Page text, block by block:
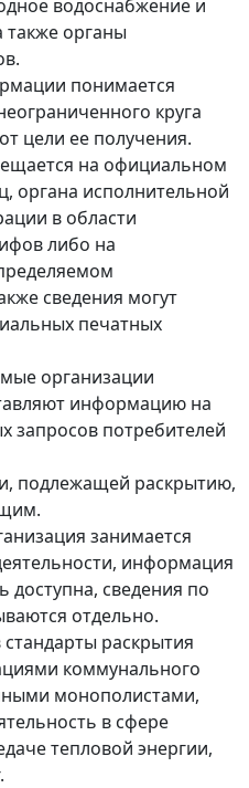
водоснабжение и
также органы
понимается
круга
цели ее получения.
на официальном
органа исполнительной
в области
либо на
сведения могут
печатных
организации
информацию на
запросов потребителей
подлежащей раскрытию,
занимается
информация
доступна, сведения по
отдельно.
раскрытия
коммунального
монополистами,
в сфере
тепловой энергии,